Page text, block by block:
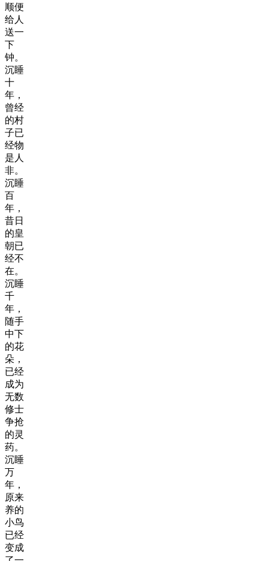
顺便
给人
送一
下
钟。
沉睡
十
年，
曾经
的村
子已
经物
是人
非。
沉睡
百
年，
昔日
的皇
朝已
经不
在。
沉睡
千
年，
随手
中下
的花
朵，
已经
成为
无数
修士
争抢
的灵
药。
沉睡
万
年，
原来
养的
小鸟
已经
变成